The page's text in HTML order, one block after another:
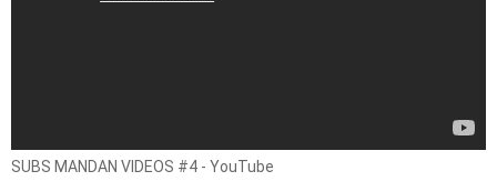
SUBS MANDAN VIDEOS #4 - YouTube